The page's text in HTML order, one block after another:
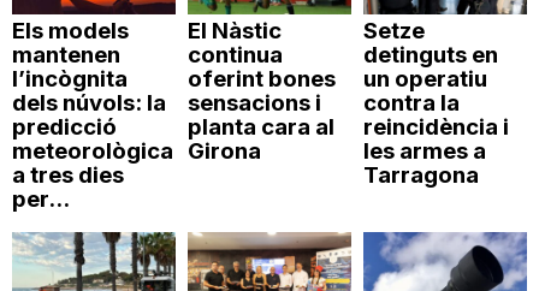
Els models
mantenen
l’incògnita
dels núvols: la
predicció
meteorològica
a tres dies
per...
El Nàstic
continua
oferint bones
sensacions i
planta cara al
Girona
Setze
detinguts en
un operatiu
contra la
reincidència i
les armes a
Tarragona